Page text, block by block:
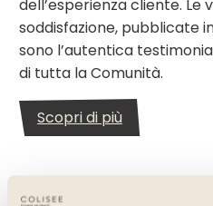
dell’esperienza cliente. Le
soddisfazione, pubblicate
sono l’autentica
di tutta la Comunità.
Scopri di più